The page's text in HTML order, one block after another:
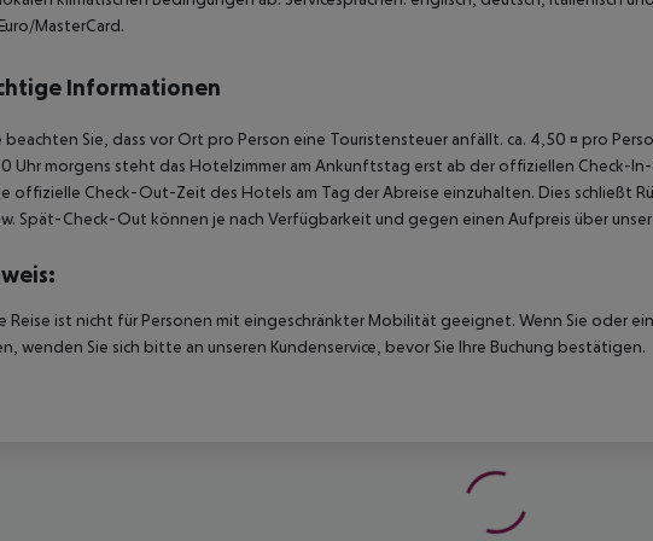
MasterCard.
Informationen
beachten Sie, dass vor Ort pro Person eine Touristensteuer anfällt. ca. 4,50 ¤ pro
Uhr morgens steht das Hotelzimmer am Ankunftstag erst ab der offiziellen Check-
offizielle Check-Out-Zeit des Hotels am Tag der Abreise einzuhalten. Dies schließt
Spät-Check-Out können je nach Verfügbarkeit und gegen einen Aufpreis über
Reise ist nicht für Personen mit eingeschränkter Mobilität geeignet. Wenn Sie oder
wenden Sie sich bitte an unseren Kundenservice, bevor Sie Ihre Buchung bestätigen.